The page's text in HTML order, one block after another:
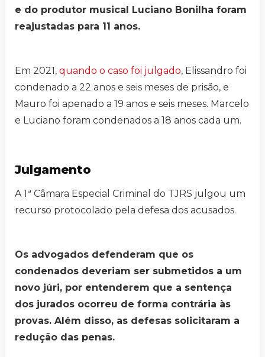
e do produtor musical Luciano Bonilha foram
reajustadas para 11 anos.
Em 2021, quando o caso foi julgado, Elissandro foi
condenado a 22 anos e seis meses de prisão, e
Mauro foi apenado a 19 anos e seis meses. Marcelo
e Luciano foram condenados a 18 anos cada um.
Julgamento
A 1ª Câmara Especial Criminal do TJRS julgou um
recurso protocolado pela defesa dos acusados.
Os advogados defenderam que os
condenados deveriam ser submetidos a um
novo júri, por entenderem que a sentença
dos jurados ocorreu de forma contrária às
provas. Além disso, as defesas solicitaram a
redução das penas.